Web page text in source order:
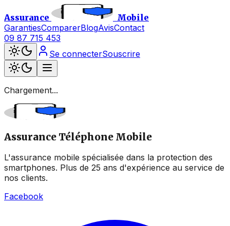
Assurance
Mobile
GarantiesComparerBlogAvisContact
09 87 715 453
Se connecterSouscrire
Chargement...
Assurance Téléphone Mobile
L'assurance mobile spécialisée dans la protection des
smartphones. Plus de 25 ans d'expérience au service de
nos clients.
Facebook